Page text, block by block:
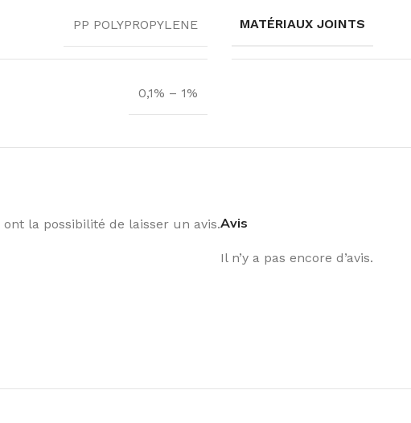
PP POLYPROPYLENE MATÉRIAUX JOINTS
0,1% – 1%
Avis
Il n’y a pas encore d’avis.
la possibilité de laisser un avis.